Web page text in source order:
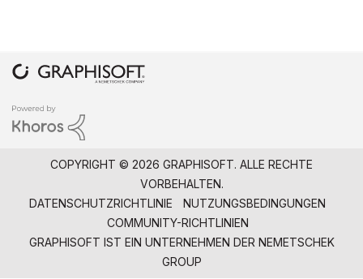
COPYRIGHT © 2026 GRAPHISOFT. ALLE RECHTE
VORBEHALTEN.
DATENSCHUTZRICHTLINIE
NUTZUNGSBEDINGUNGEN
COMMUNITY-RICHTLINIEN
GRAPHISOFT IST EIN UNTERNEHMEN DER NEMETSCHEK
GROUP